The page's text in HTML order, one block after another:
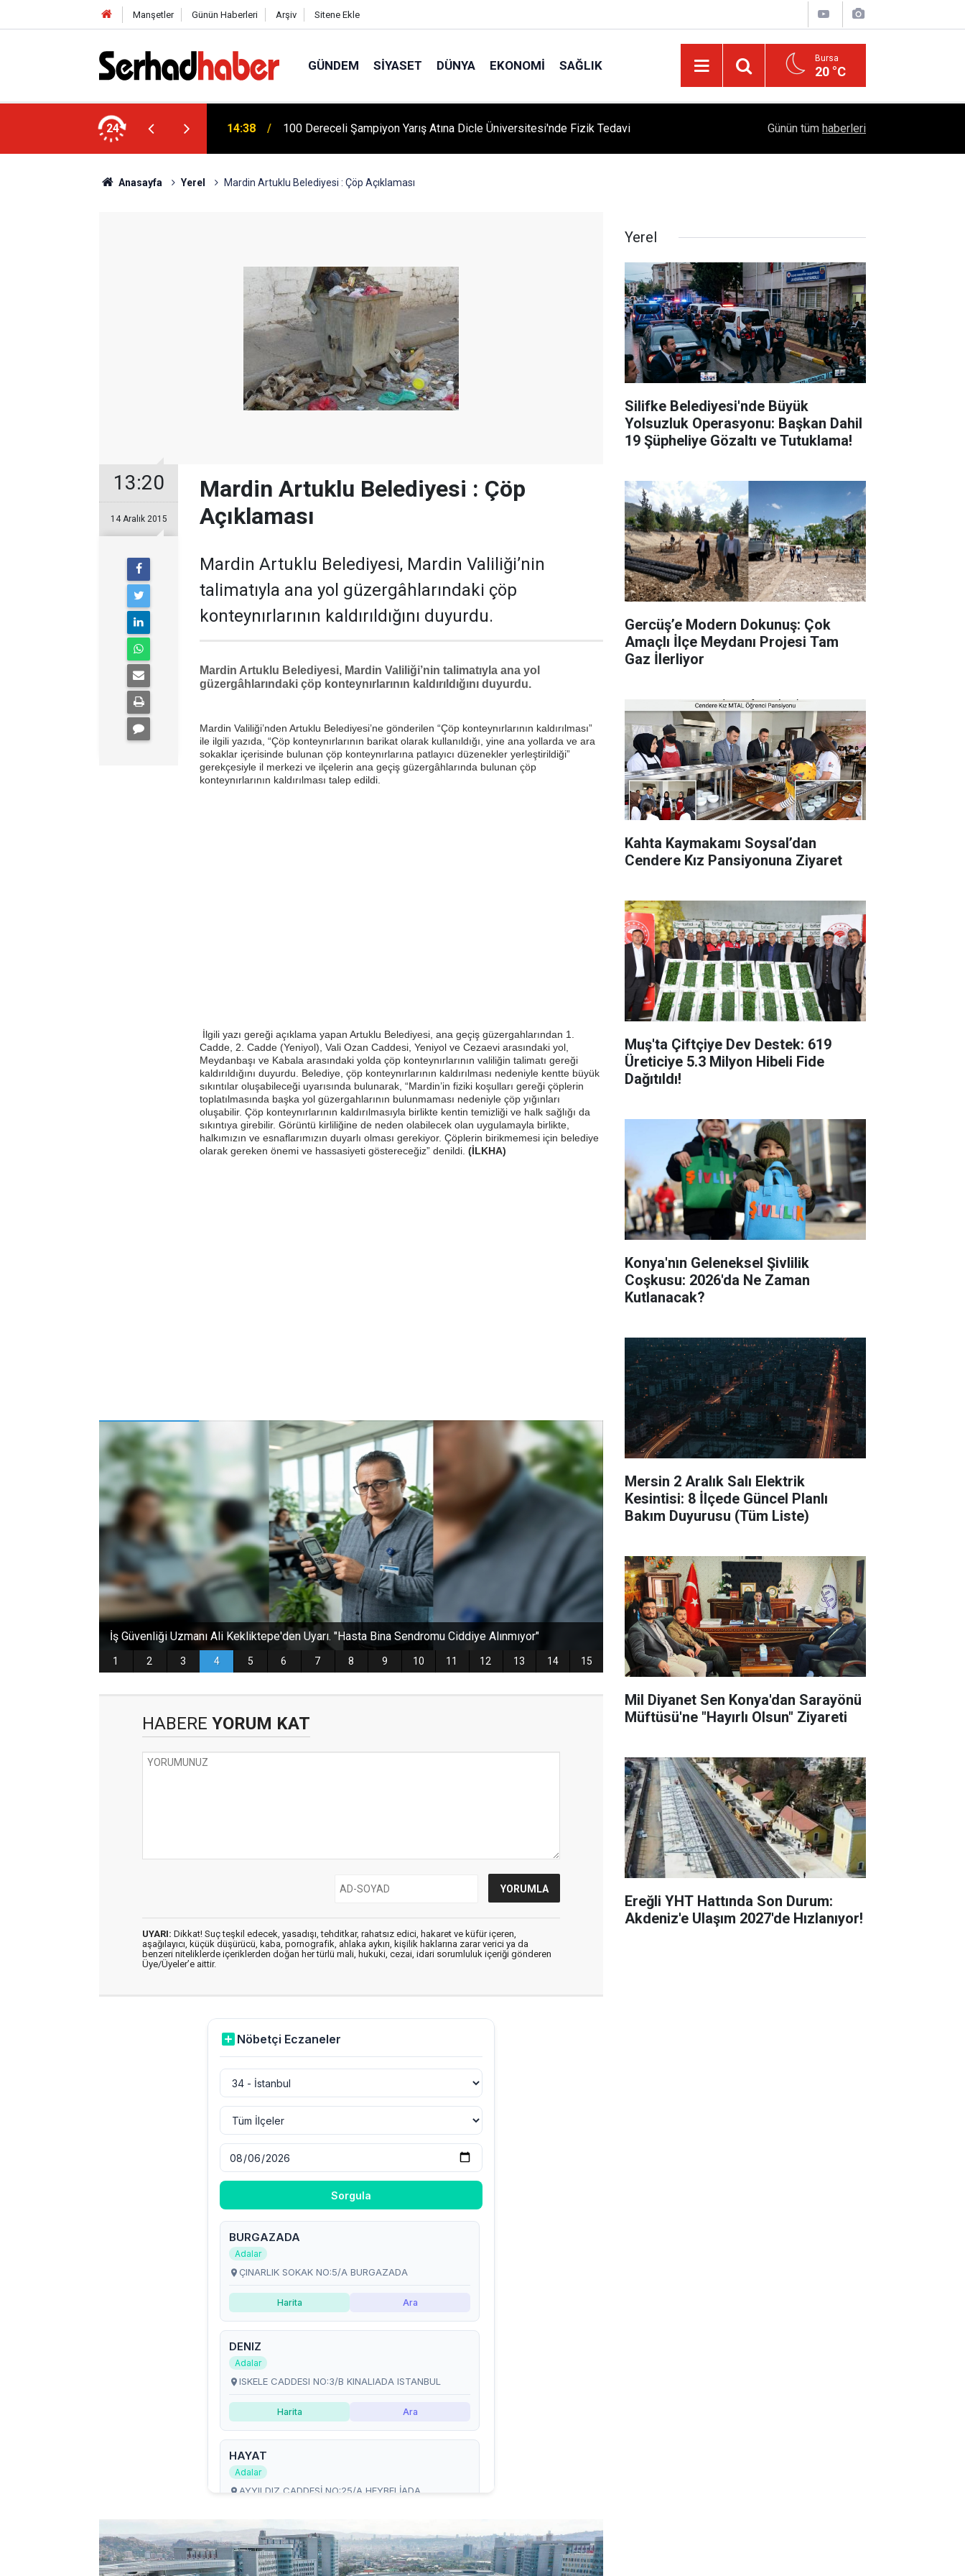
Manşetler Günün Haberleri Arşiv Sitene Ekle
GÜNDEM SIYASET DÜNYA EKONOMI SAĞLIK Bursa
20 °C
24
Gökalp Eğitim Fakültesi Yeni
14:38 100 Dereceli Şampiyon Yarış Atına Dicle Üniversitesi'nde Fizik Tedavi
Mühendislik Hikayesi
Günün tüm haberleri
Anasayfa Yerel Mardin Artuklu Belediyesi : Çöp Açıklaması
13:20
14 Aralık 2015
Mardin Artuklu Belediyesi : Çöp
Açıklaması
Mardin Artuklu Belediyesi, Mardin Valiliği’nin
talimatıyla ana yol güzergâhlarındaki çöp
konteynırlarının kaldırıldığını duyurdu.
Mardin Artuklu Belediyesi, Mardin Valiliği’nin talimatıyla ana yol
güzergâhlarındaki çöp konteynırlarının kaldırıldığını duyurdu.
Mardin Valiliği’nden Artuklu Belediyesi’ne gönderilen “Çöp konteynırlarının kaldırılması”
ile ilgili yazıda, “Çöp konteynırlarının barikat olarak kullanıldığı, yine ana yollarda ve ara
sokaklar içerisinde bulunan çöp konteynırlarına patlayıcı düzenekler yerleştirildiği”
gerekçesiyle il merkezi ve ilçelerin ana geçiş güzergâhlarında bulunan çöp
konteynırlarının kaldırılması talep edildi.
İlgili yazı gereği açıklama yapan Artuklu Belediyesi, ana geçiş güzergahlarından 1.
Cadde, 2. Cadde (Yeniyol), Vali Ozan Caddesi, Yeniyol ve Cezaevi arasındaki yol,
Meydanbaşı ve Kabala arasındaki yolda çöp konteynırlarının valiliğin talimatı gereği
kaldırıldığını duyurdu. Belediye, çöp konteynırlarının kaldırılması nedeniyle kentte büyük
sıkıntılar oluşabileceği uyarısında bulunarak, “Mardin’in fiziki koşulları gereği çöplerin
toplatılmasında başka yol güzergahlarının bulunmaması nedeniyle çöp yığınları
oluşabilir. Çöp konteynırlarının kaldırılmasıyla birlikte kentin temizliği ve halk sağlığı da
sıkıntıya girebilir. Görüntü kirliliğine de neden olabilecek olan uygulamayla birlikte,
halkımızın ve esnaflarımızın duyarlı olması gerekiyor. Çöplerin birikmemesi için belediye
olarak gereken önemi ve hassasiyeti göstereceğiz” denildi. (İLKHA)
HABERE YORUM KAT
UYARI: Dikkat! Suç teşkil edecek, yasadışı, tehditkar, rahatsız edici, hakaret ve küfür içeren,
aşağılayıcı, küçük düşürücü, kaba, pornografik, ahlaka aykırı, kişilik haklarına zarar verici ya da
benzeri niteliklerde içeriklerden doğan her türlü mali, hukuki, cezai, idari sorumluluk içeriği gönderen
Üye/Üyeler’e aittir.
Yerel
Silifke Belediyesi'nde Büyük
Yolsuzluk Operasyonu: Başkan Dahil
19 Şüpheliye Gözaltı ve Tutuklama!
Gercüş’e Modern Dokunuş: Çok
Amaçlı İlçe Meydanı Projesi Tam
Gaz İlerliyor
Kahta Kaymakamı Soysal’dan
Cendere Kız Pansiyonuna Ziyaret
Muş'ta Çiftçiye Dev Destek: 619
Üreticiye 5.3 Milyon Hibeli Fide
Dağıtıldı!
Konya'nın Geleneksel Şivlilik
Coşkusu: 2026'da Ne Zaman
Kutlanacak?
Mersin 2 Aralık Salı Elektrik
Kesintisi: 8 İlçede Güncel Planlı
Bakım Duyurusu (Tüm Liste)
Mil Diyanet Sen Konya'dan Sarayönü
Müftüsü'ne "Hayırlı Olsun" Ziyareti
Ereğli YHT Hattında Son Durum:
Akdeniz'e Ulaşım 2027'de Hızlanıyor!